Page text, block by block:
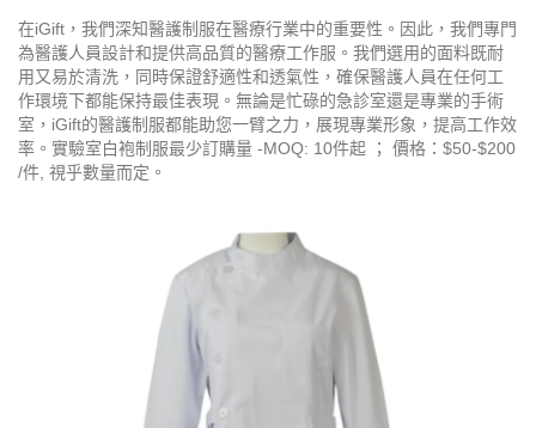
在iGift，我們深知醫護制服在醫療行業中的重要性。因此，我們專門
為醫護人員設計和提供高品質的醫療工作服。我們選用的面料既耐
用又易於清洗，同時保證舒適性和透氣性，確保醫護人員在任何工
作環境下都能保持最佳表現。無論是忙碌的急診室還是專業的手術
室，iGift的醫護制服都能助您一臂之力，展現專業形象，提高工作效
率。實驗室白袍制服最少訂購量 -MOQ: 10件起 ； 價格：$50-$200
/件, 視乎數量而定。